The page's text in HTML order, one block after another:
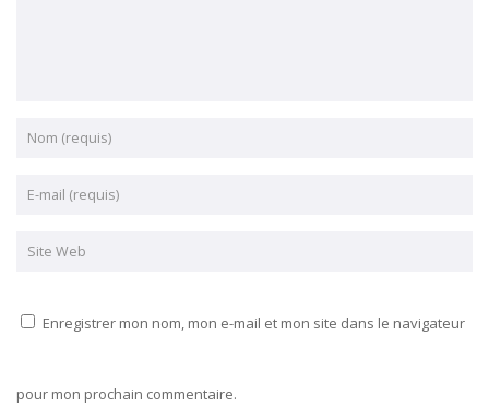
Enregistrer mon nom, mon e-mail et mon site dans le navigateur
pour mon prochain commentaire.